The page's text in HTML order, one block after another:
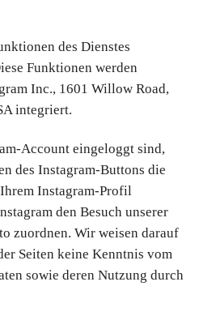
des Dienstes
Funktionen werden
Inc., 1601 Willow Road,
integriert.
Account eingeloggt sind,
des Instagram-Buttons die
Instagram-Profil
den Besuch unserer
zuordnen. Wir weisen darauf
Seiten keine Kenntnis vom
sowie deren Nutzung durch